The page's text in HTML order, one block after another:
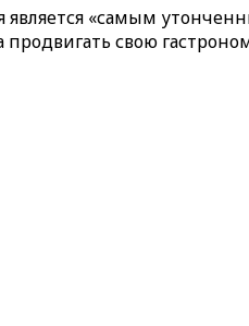
является «самым
свою